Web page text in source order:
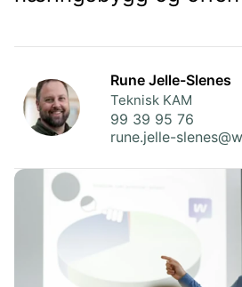
Rune Jelle-Slenes
Teknisk KAM
99 39 95 76
rune.jelle-